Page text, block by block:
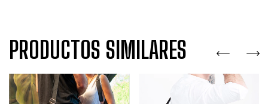
PRODUCTOS SIMILARES